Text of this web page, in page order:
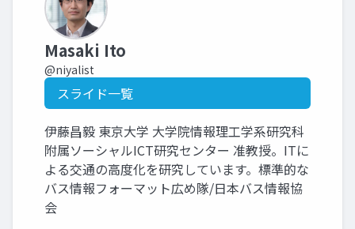
Masaki Ito
@niyalist
スライド一覧
伊藤昌毅 東京大学 大学院情報理工学系研究科
附属ソーシャルICT研究センター 准教授。ITに
よる交通の高度化を研究しています。標準的な
バス情報フォーマット広め隊/日本バス情報協
会